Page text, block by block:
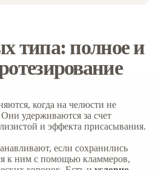
типа: полное и
когда на челюсти не
удерживаются за счет
и эффекта присасывания.
если сохранились
к ним с помощью кламмеров,